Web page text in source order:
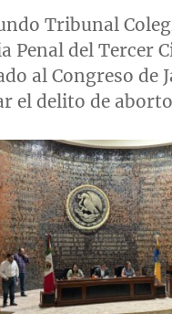
Tribunal
Penal del Tercer
al Congreso de
el delito de